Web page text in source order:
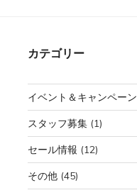
カテゴリー
イベント＆キャンペーン
スタッフ募集 (1)
セール情報 (12)
その他 (45)